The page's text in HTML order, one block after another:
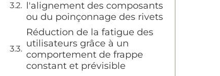
l'alignement des composants
ou du poinçonnage des rivets
Réduction de la fatigue des
utilisateurs grâce à un
comportement de frappe
constant et prévisible